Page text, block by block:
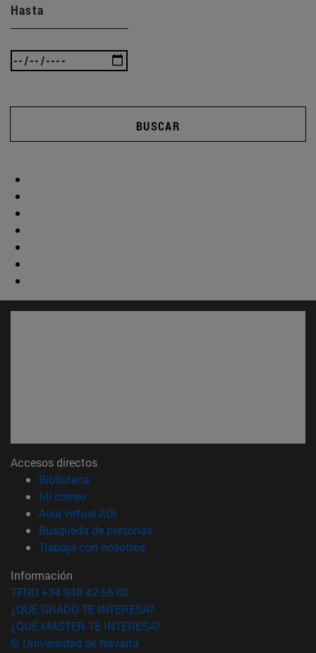
Hasta
BUSCAR
Accesos directos
Biblioteca
Mi correo(abre en nueva ventana)
Aula virtual ADI
Búsqueda de personas(abre en nueva ventana)
Trabaja con nosotros(abre en nueva ventana)
Información
TFNO +34 948 42 56 00
¿QUÉ GRADO TE INTERESA?
¿QUÉ MÁSTER TE INTERESA?
© Universidad de Navarra